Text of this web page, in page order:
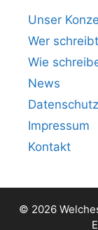
Unser
Wer
Wie
News
Datenschutz
Impressum
Kontakt
© 2026